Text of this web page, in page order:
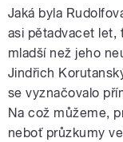
Jaká byla
asi pětadvacet let,
mladší než jeho
Jindřich
se vyznačovalo
Na což můžeme,
neboť průzkumy